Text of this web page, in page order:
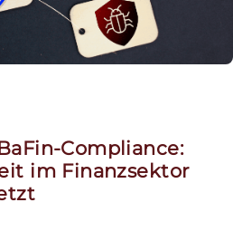
Compliance:
im Finanzsektor